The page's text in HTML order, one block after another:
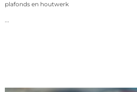
plafonds en houtwerk